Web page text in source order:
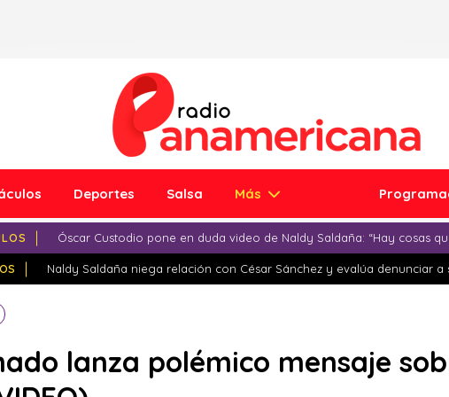
Deportes Salsa Más
Óscar Custodio pone en duda video de Naldy Saldaña: “Hay cosas
Naldy Saldaña niega relación con César Sánchez y evalúa denunciar a
lanza polémico mensaje